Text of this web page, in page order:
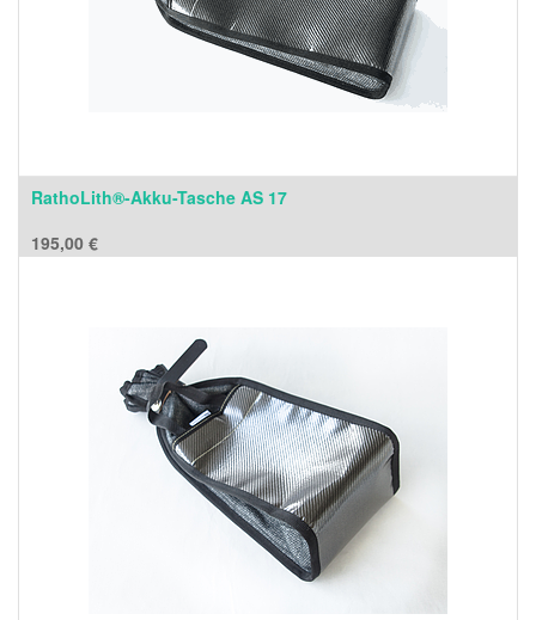
RathoLith®-Akku-Tasche AS 17
195,00 €